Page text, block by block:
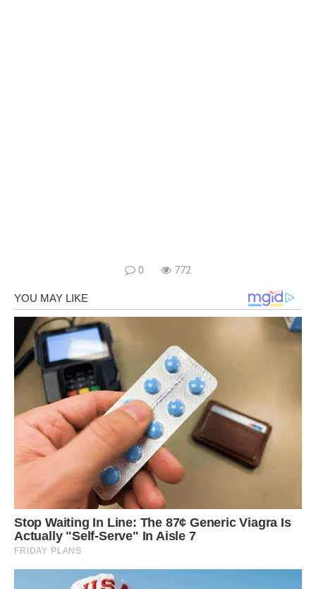
0 772